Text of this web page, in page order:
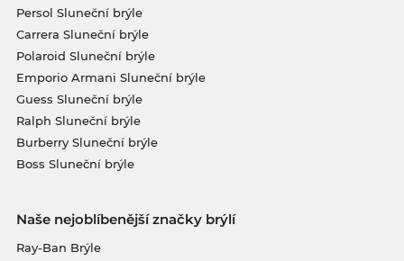
Persol Sluneční brýle
Carrera Sluneční brýle
Polaroid Sluneční brýle
Emporio Armani Sluneční brýle
Guess Sluneční brýle
Ralph Sluneční brýle
Burberry Sluneční brýle
Boss Sluneční brýle
Naše nejoblíbenější značky brýlí
Ray-Ban Brýle